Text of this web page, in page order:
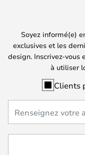
Soyez informé(e)
exclusives et les
design. Inscrivez-vous
à utiliser
Clients